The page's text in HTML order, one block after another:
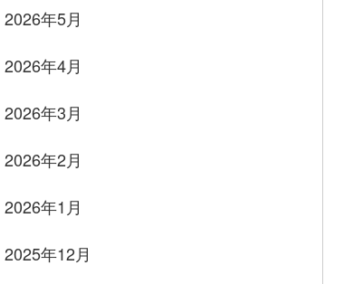
2026年5月
2026年4月
2026年3月
2026年2月
2026年1月
2025年12月